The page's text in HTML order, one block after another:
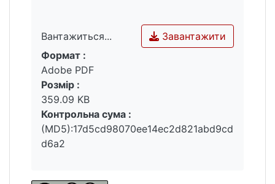
Вантажиться...
Вантажиться...
Завантажити
Формат :
Adobe PDF
Розмір :
359.09 KB
Контрольна сума :
(MD5):17d5cd98070ee14ec2d821abd9cd
d6a2